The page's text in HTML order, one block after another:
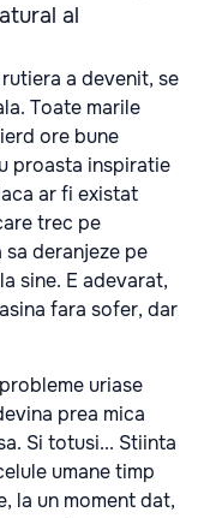
al
a devenit, se
Toate marile
ore bune
proasta inspiratie
ar fi existat
trec pe
deranjeze pe
sine. E adevarat,
fara sofer, dar
uriase
prea mica
Si totusi... Stiinta
umane timp
la un moment dat,